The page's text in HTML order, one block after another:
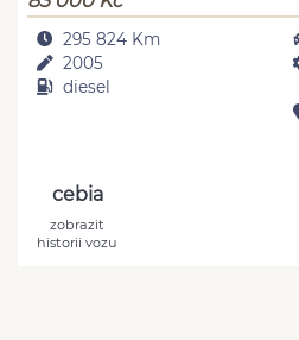
295 824 Km
2005
diesel
cebia
zobrazit
historii vozu